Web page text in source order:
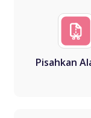
Pisahkan